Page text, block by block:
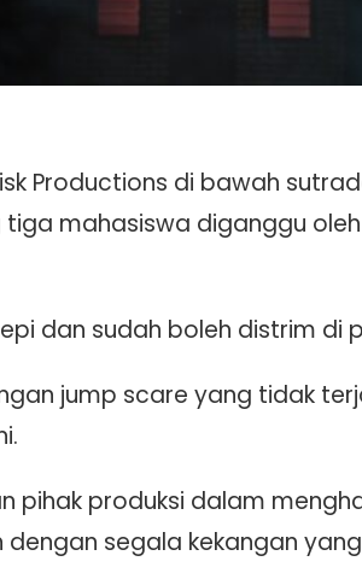
Productions di bawah
mahasiswa diganggu
dan sudah boleh distrim di
jump scare yang tidak
pihak produksi dalam
segala kekangan